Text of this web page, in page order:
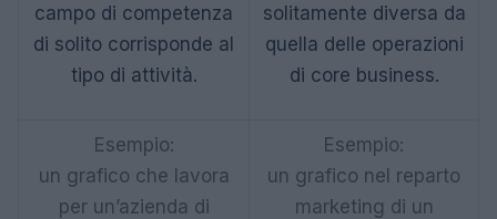
campo di competenza
di solito corrisponde al
tipo di attività.
solitamente diversa da
quella delle operazioni
di core business.
Esempio:
un grafico che lavora
per un’azienda di
Esempio:
un grafico nel reparto
marketing di un